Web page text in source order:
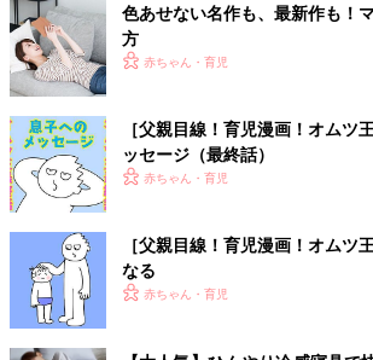
[オムツ王]
色あせない名作も、最新作も！
方
赤ちゃん・育児
［父親目線！育児漫画！オムツ
ッセージ（最終話）
赤ちゃん・育児
［父親目線！育児漫画！オムツ
なる
赤ちゃん・育児